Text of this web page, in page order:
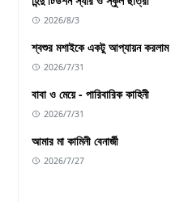
2026/8/3
শ্বশুর মশাইকে একটু আপ্যায়ন করলাম
2026/7/31
বাবা ও মেয়ে - পারিবারিক কাহিনী
2026/7/31
আমার মা কামিনী বেনার্জী
2026/7/27